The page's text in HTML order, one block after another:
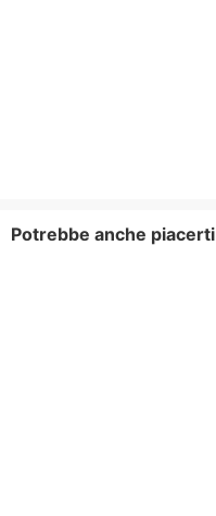
Potrebbe anche piacerti